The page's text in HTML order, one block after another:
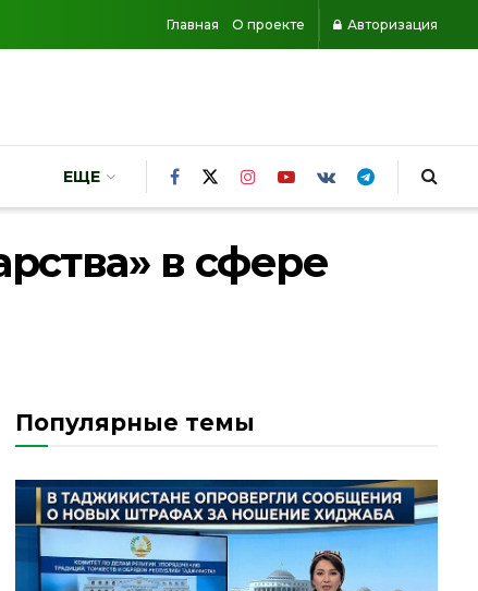
Главная О проекте Авторизация
ЕЩЕ
в сфере
Популярные темы